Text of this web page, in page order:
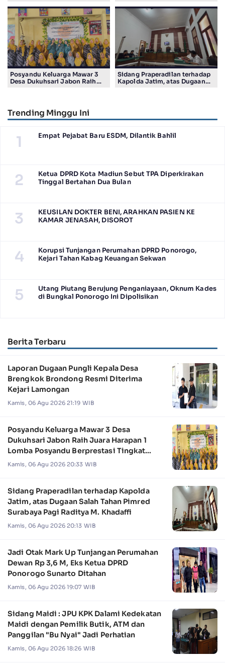
Lamongan
BAZNAS Periode 2026–2031
Posyandu Keluarga Mawar 3
Desa Dukuhsari Jabon Raih
Sidang Praperadilan terhadap
Kapolda Jatim, atas Dugaan
Trending Minggu Ini
1 Empat Pejabat Baru ESDM, Dilantik Bahlil
2
Ketua DPRD Kota Madiun Sebut TPA Diperkirakan
Tinggal Bertahan Dua Bulan
3
KEUSILAN DOKTER BENI, ARAHKAN PASIEN KE
KAMAR JENASAH, DISOROT
4
Korupsi Tunjangan Perumahan DPRD Ponorogo,
Kejari Tahan Kabag Keuangan Sekwan
5
Utang Piutang Berujung Penganiayaan, Oknum Kades
di Bungkal Ponorogo Ini Dipolisikan
Berita Terbaru
Laporan Dugaan Pungli Kepala Desa
Brengkok Brondong Resmi Diterima
Kejari Lamongan
Kamis, 06 Agu 2026 21:19 WIB
Posyandu Keluarga Mawar 3 Desa
Dukuhsari Jabon Raih Juara Harapan 1
Lomba Posyandu Berprestasi Tingkat
Jawa Timur 2026
Kamis, 06 Agu 2026 20:33 WIB
Sidang Praperadilan terhadap Kapolda
Jatim, atas Dugaan Salah Tahan Pimred
Surabaya Pagi Raditya M. Khadaffi
Kamis, 06 Agu 2026 20:13 WIB
Jadi Otak Mark Up Tunjangan Perumahan
Dewan Rp 3,6 M, Eks Ketua DPRD
Ponorogo Sunarto Ditahan
Kamis, 06 Agu 2026 19:07 WIB
Sidang Maidi : JPU KPK Dalami Kedekatan
Maidi dengan Pemilik Butik, ATM dan
Panggilan "Bu Nyai" Jadi Perhatian
Kamis, 06 Agu 2026 18:26 WIB